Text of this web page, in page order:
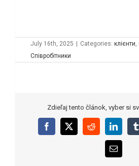
July 16th, 2025 | Categories: клієнти
Співробітники
Zdieľaj tento článok, vyber si
Facebook
X RedditLinkedIn
Email